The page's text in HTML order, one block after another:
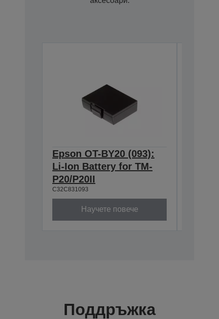
Epson OT-BY20 (093):
Li-Ion Battery for TM-
P20/P20II
C32C831093
Научете повече
Поддръжка